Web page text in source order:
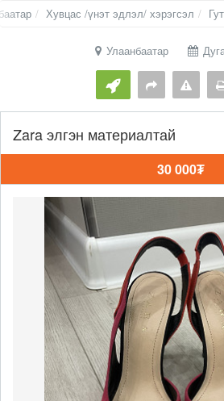
Хувцас /үнэт эдлэл/ хэрэгсэл
Улаанбаатар
Zara элгэн материалтай
30 000₮